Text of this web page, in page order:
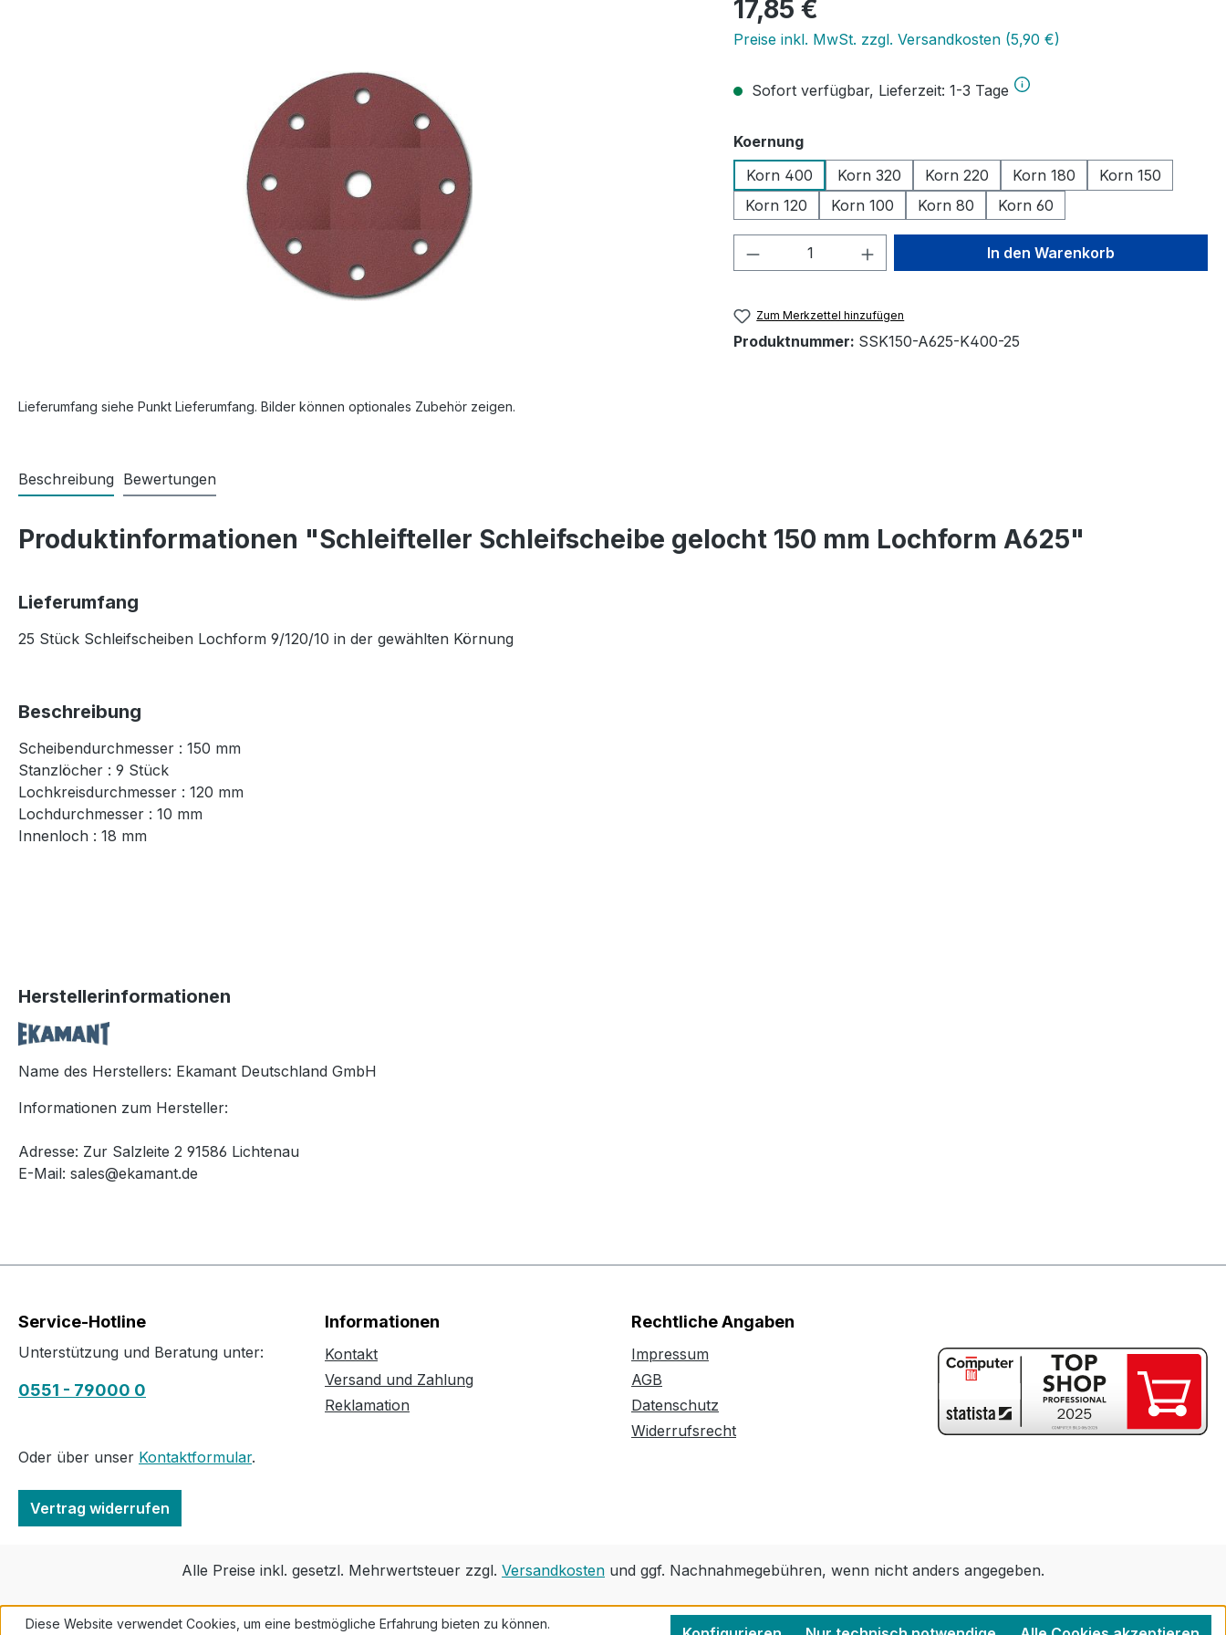
Lieferumfang siehe Punkt Lieferumfang. Bilder können optionales Zubehör zeigen.
17,85 €
Preise inkl. MwSt. zzgl. Versandkosten (5,90 €)
Sofort verfügbar, Lieferzeit: 1-3 Tage
Koernungauswählen
Korn 400
Korn 320 Korn 220 Korn 180
Korn 150
Korn 120
Korn 100 Korn 80 Korn 60
Produkt Anzahl: Gib den gewünschten Wert
In den Warenkorb
Zum Merkzettel hinzufügen
Produktnummer: SSK150-A625-K400-25
Beschreibung Bewertungen
Produktinformationen "Schleifteller Schleifscheibe gelocht 150 mm Lochform A625"
Lieferumfang
25 Stück Schleifscheiben Lochform 9/120/10 in der gewählten Körnung
Beschreibung
Scheibendurchmesser : 150 mm
Stanzlöcher : 9 Stück
Lochkreisdurchmesser : 120 mm
Lochdurchmesser : 10 mm
Innenloch : 18 mm
Herstellerinformationen
Name des Herstellers: Ekamant Deutschland GmbH
Informationen zum Hersteller:
Adresse: Zur Salzleite 2 91586 Lichtenau
E-Mail: sales@ekamant.de
Service-Hotline
Unterstützung und Beratung unter:
0551 - 79000 0
Oder über unser Kontaktformular.
Vertrag widerrufen
Informationen
Kontakt
Versand und Zahlung
Reklamation
Rechtliche Angaben
Impressum
AGB
Datenschutz
Widerrufsrecht
Alle Preise inkl. gesetzl. Mehrwertsteuer zzgl. Versandkosten und ggf. Nachnahmegebühren, wenn nicht anders angegeben.
Diese Website verwendet Cookies, um eine bestmögliche Erfahrung bieten zu können.